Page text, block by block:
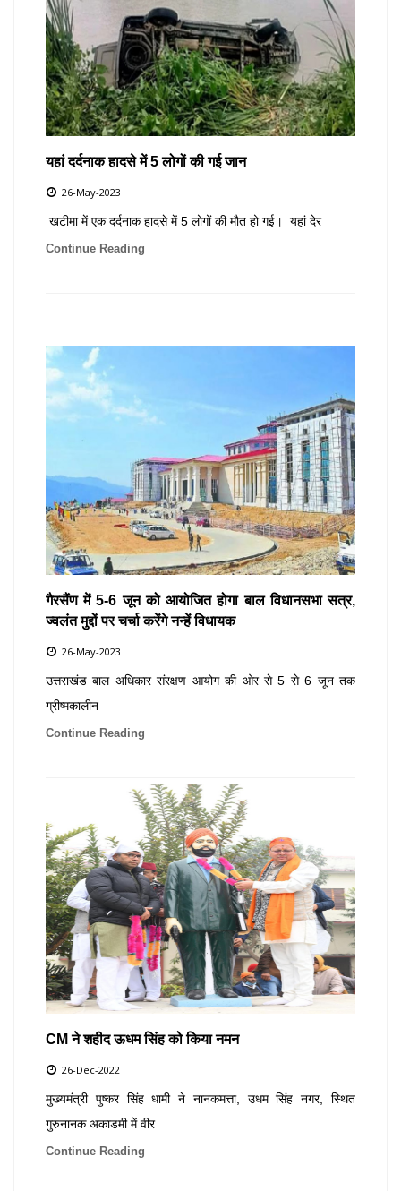
यहां दर्दनाक हादसे में 5 लोगों की गई जान
26-May-2023
खटीमा में एक दर्दनाक हादसे में 5 लोगों की मौत हो गई। यहां देर
Continue Reading
गैरसैंण में 5-6 जून को आयोजित होगा बाल विधानसभा सत्र,
ज्वलंत मुद्दों पर चर्चा करेंगे नन्हें विधायक
26-May-2023
उत्तराखंड बाल अधिकार संरक्षण आयोग की ओर से 5 से 6 जून तक
ग्रीष्मकालीन
Continue Reading
CM ने शहीद ऊधम सिंह को किया नमन
26-Dec-2022
मुख्यमंत्री पुष्कर सिंह धामी ने नानकमत्ता, उधम सिंह नगर, स्थित
गुरुनानक अकाडमी में वीर
Continue Reading